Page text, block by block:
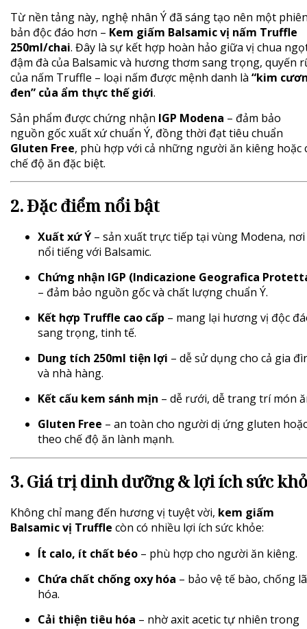
Từ nền tảng này, nghệ nhân Ý đã sáng tạo nên một
bản độc đáo hơn – Kem giấm Balsamic vị nấm Truffle
250ml/chai. Đây là sự kết hợp hoàn hảo giữa vị chua
đậm đà của Balsamic và hương thơm sang trọng, quyến
của nấm Truffle – loại nấm được mệnh danh là “kim
đen” của ẩm thực thế giới.
Sản phẩm được chứng nhận IGP Modena – đảm bảo
nguồn gốc xuất xứ chuẩn Ý, đồng thời đạt tiêu chuẩn
Gluten Free, phù hợp với cả những người ăn kiêng hoặc
chế độ ăn đặc biệt.
2. Đặc điểm nổi bật
Xuất xứ Ý – sản xuất trực tiếp tại vùng Modena, nơi
nổi tiếng với Balsamic.
Chứng nhận IGP (Indicazione Geografica
– đảm bảo nguồn gốc và chất lượng chuẩn Ý.
Kết hợp Truffle cao cấp – mang lại hương vị độc
sang trọng, tinh tế.
Dung tích 250ml tiện lợi – dễ sử dụng cho cả gia
và nhà hàng.
Kết cấu kem sánh mịn – dễ rưới, dễ trang trí món
Gluten Free – an toàn cho người dị ứng gluten hoặc
theo chế độ ăn lành mạnh.
3. Giá trị dinh dưỡng & lợi ích sức
Không chỉ mang đến hương vị tuyệt vời, kem giấm
Balsamic vị Truffle còn có nhiều lợi ích sức khỏe:
Ít calo, ít chất béo – phù hợp cho người ăn kiêng.
Chứa chất chống oxy hóa – bảo vệ tế bào, chống
hóa.
Cải thiện tiêu hóa – nhờ axit acetic tự nhiên trong